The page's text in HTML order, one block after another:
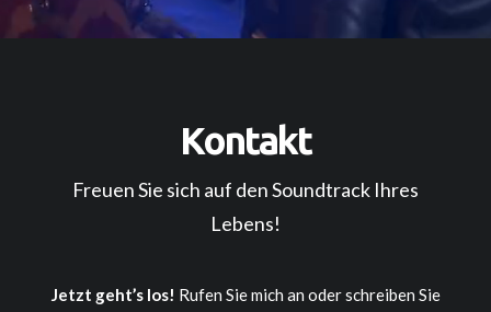
Kontakt
Freuen Sie sich auf den Soundtrack Ihres
Lebens!
Jetzt geht’s los! Rufen Sie mich an oder schreiben Sie